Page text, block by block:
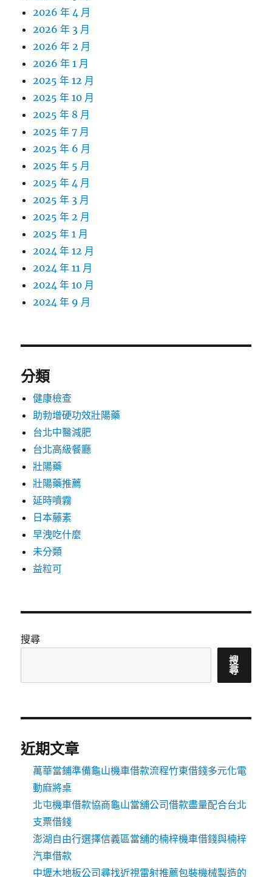
2026 年 4 月
2026 年 3 月
2026 年 2 月
2026 年 1 月
2025 年 12 月
2025 年 10 月
2025 年 8 月
2025 年 7 月
2025 年 6 月
2025 年 5 月
2025 年 4 月
2025 年 3 月
2025 年 2 月
2025 年 1 月
2024 年 12 月
2024 年 11 月
2024 年 10 月
2024 年 9 月
分類
健康檢查
助勃增硬功效壯陽藥
台北中醫減肥
台北高級餐廳
壯陽藥
壯陽藥推薦
延時噴霧
日本藤素
早洩吃什麼
未分類
益粒可
搜尋
搜
尋
近期文章
萬華當鋪準備龜山機車借款流程竹東借錢多元化電
動麻將桌
北屯機車借款協商龜山當舖公司借款盡量配合台北
支票借錢
澎湖自由行選擇信義區當舖的楠梓機車借錢與楠梓
汽車借款
中壢木地板公司尋找近視雷射推薦包裝機械製造的